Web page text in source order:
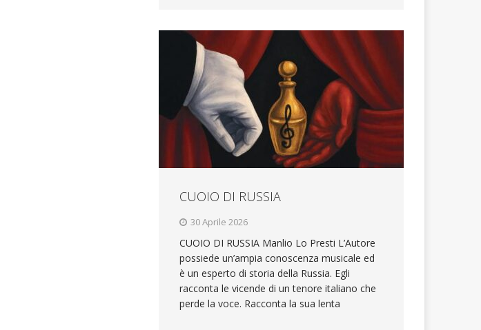
CUOIO DI RUSSIA
30 Aprile 2026
CUOIO DI RUSSIA Manlio Lo Presti L’Autore
possiede un’ampia conoscenza musicale ed
è un esperto di storia della Russia. Egli
racconta le vicende di un tenore italiano che
perde la voce. Racconta la sua lenta